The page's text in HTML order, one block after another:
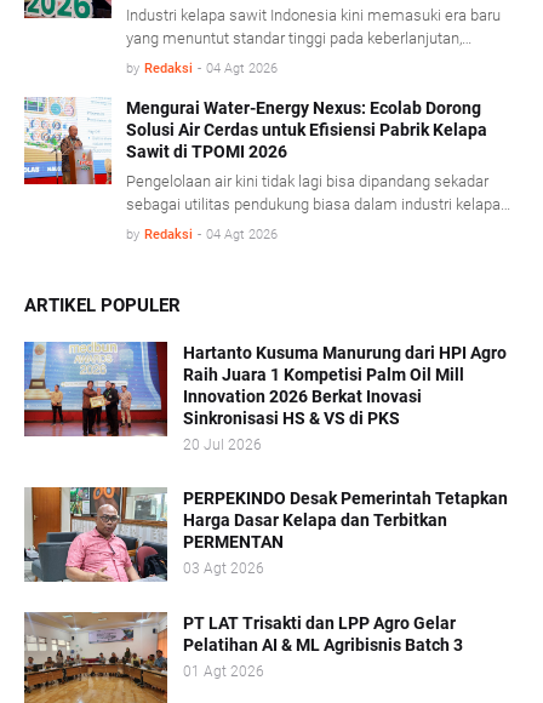
persen dibandingkan periode yang sama tahun lalu,
didorong penguatan harga CPO di pasar global.
Industri kelapa sawit Indonesia kini memasuki era baru
yang menuntut standar tinggi pada keberlanjutan,
keamanan pangan, dan adaptasi teknologi modern.
Indonesia (TPOMI) 2026 yang berlangsung di Medan,
Sumatera Utara, Kamis (9/7/2026), SIPEF Group/PT
Tolan Tiga Indonesia membagikan pengalamannya
merombak tradisi operasional lama demi menjawab
tantangan pasar global.
by Redaksi - 04 Agt 2026
Mengurai Water-Energy Nexus: Ecolab Dorong
Solusi Air Cerdas untuk Efisiensi Pabrik Kelapa
Sawit di TPOMI 2026
Pengelolaan air kini tidak lagi bisa dipandang sekadar
sebagai utilitas pendukung biasa dalam industri kelapa
sawit. Dalam ajang konferensi Technology & Talent Palm
penyedia solusi air global, Ecolab Indonesia, menegaskan
yang sangat menentukan efisiensi operasional, efisiensi
energi, hingga profitabilitas industri kelapa sawit.
by Redaksi - 04 Agt 2026
ARTIKEL POPULER
Hartanto Kusuma Manurung dari HPI Agro
Raih Juara 1 Kompetisi Palm Oil Mill
Innovation 2026 Berkat Inovasi
Sinkronisasi HS & VS di PKS
20 Jul 2026
PERPEKINDO Desak Pemerintah Tetapkan
Harga Dasar Kelapa dan Terbitkan
PERMENTAN
03 Agt 2026
PT LAT Trisakti dan LPP Agro Gelar
Pelatihan AI & ML Agribisnis Batch 3
01 Agt 2026